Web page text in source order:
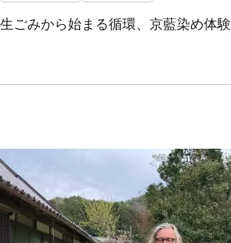
生ごみから始まる循環、京藍染め体